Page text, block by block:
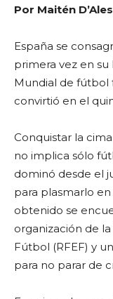
Por Maitén
España se
primera vez en su
Mundial de fútbol
convirtió en el
Conquistar la
no implica sólo
dominó desde el
para plasmarlo
obtenido se
organización de
Fútbol (RFEF) y
para no parar de